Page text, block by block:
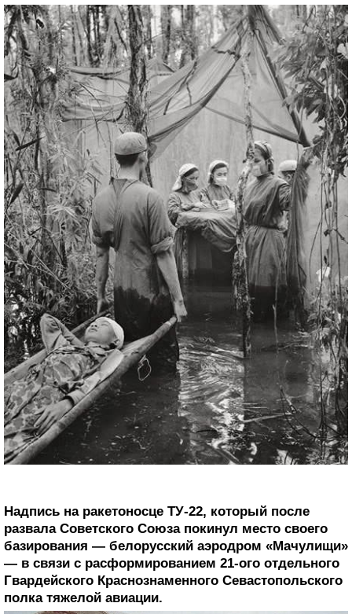
Надпись на ракетоносце ТУ-22, который после
развала Советского Союза покинул место своего
базирования — белорусский аэродром «Мачулищи»
— в связи с расформированием 21-ого отдельного
Гвардейского Краснознаменного Севастопольского
полка тяжелой авиации.